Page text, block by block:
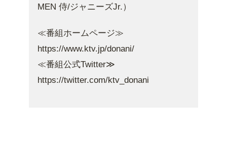
MEN 侍/ジャニーズJr.）
≪番組ホームページ≫
https://www.ktv.jp/donani/
≪番組公式Twitter≫
https://twitter.com/ktv_donani